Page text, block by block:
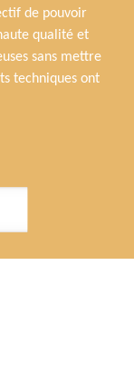
de pouvoir
qualité et
sans mettre
techniques ont